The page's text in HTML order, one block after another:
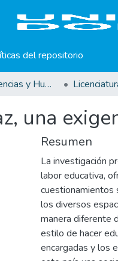
del repositorio
Facultad de Ciencias y Humanidades
una
Resumen
La investigación
labor educativa,
cuestionamientos
los diversos
manera diferente
estilo de hacer
encargadas y los